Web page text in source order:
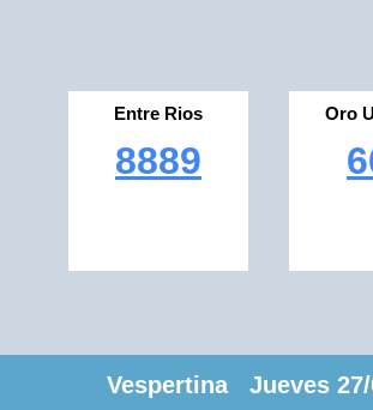
Entre Rios
8889
Oro
Vespertina Jueves 27/